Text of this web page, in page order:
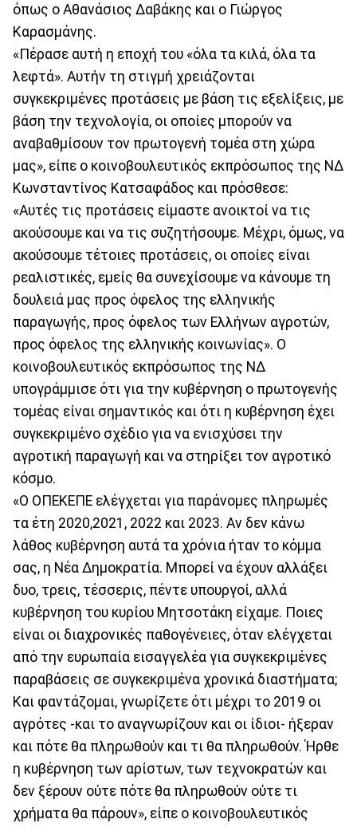
όπως ο Αθανάσιος Δαβάκης και ο Γιώργος
Καρασμάνης.
«Πέρασε αυτή η εποχή του «όλα τα κιλά, όλα τα
λεφτά». Αυτήν τη στιγμή χρειάζονται
συγκεκριμένες προτάσεις με βάση τις εξελίξεις, με
βάση την τεχνολογία, οι οποίες μπορούν να
αναβαθμίσουν τον πρωτογενή τομέα στη χώρα
μας», είπε ο κοινοβουλευτικός εκπρόσωπος της ΝΔ
Κωνσταντίνος Κατσαφάδος και πρόσθεσε:
«Αυτές τις προτάσεις είμαστε ανοικτοί να τις
ακούσουμε και να τις συζητήσουμε. Μέχρι, όμως, να
ακούσουμε τέτοιες προτάσεις, οι οποίες είναι
ρεαλιστικές, εμείς θα συνεχίσουμε να κάνουμε τη
δουλειά μας προς όφελος της ελληνικής
παραγωγής, προς όφελος των Ελλήνων αγροτών,
προς όφελος της ελληνικής κοινωνίας». Ο
κοινοβουλευτικός εκπρόσωπος της ΝΔ
υπογράμμισε ότι για την κυβέρνηση ο πρωτογενής
τομέας είναι σημαντικός και ότι η κυβέρνηση έχει
συγκεκριμένο σχέδιο για να ενισχύσει την
αγροτική παραγωγή και να στηρίξει τον αγροτικό
κόσμο.
«Ο ΟΠΕΚΕΠΕ ελέγχεται για παράνομες πληρωμές
τα έτη 2020,2021, 2022 και 2023. Αν δεν κάνω
λάθος κυβέρνηση αυτά τα χρόνια ήταν το κόμμα
σας, η Νέα Δημοκρατία. Μπορεί να έχουν αλλάξει
δυο, τρεις, τέσσερις, πέντε υπουργοί, αλλά
κυβέρνηση του κυρίου Μητσοτάκη είχαμε. Ποιες
είναι οι διαχρονικές παθογένειες, όταν ελέγχεται
από την ευρωπαία εισαγγελέα για συγκεκριμένες
παραβάσεις σε συγκεκριμένα χρονικά διαστήματα;
Και φαντάζομαι, γνωρίζετε ότι μέχρι το 2019 οι
αγρότες -και το αναγνωρίζουν και οι ίδιοι- ήξεραν
και πότε θα πληρωθούν και τι θα πληρωθούν. Ήρθε
η κυβέρνηση των αρίστων, των τεχνοκρατών και
δεν ξέρουν ούτε πότε θα πληρωθούν ούτε τι
χρήματα θα πάρουν», είπε ο κοινοβουλευτικός